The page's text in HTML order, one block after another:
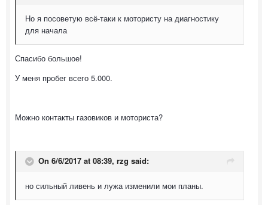
Но я посоветую всё-таки к мотористу на диагностику
для начала
Спасибо большое!
У меня пробег всего 5.000.
Можно контакты газовиков и моториста?
On 6/6/2017 at 08:39, rzg said:
но сильный ливень и лужа изменили мои планы.